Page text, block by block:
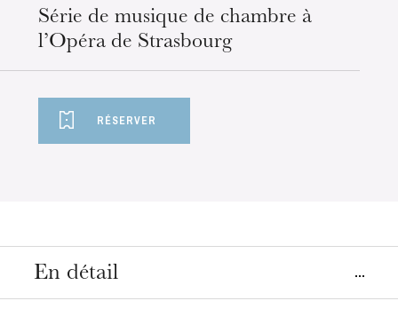
Série de musique de chambre à
l’Opéra de Strasbourg
RÉSERVER
En détail